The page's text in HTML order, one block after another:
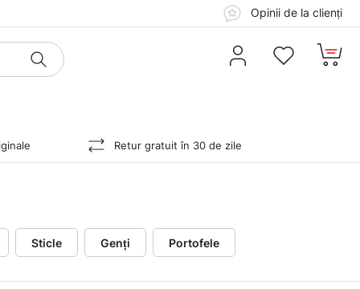
Opinii de la clienți
Retur gratuit în 30 de zile
Sticle Genți Portofele